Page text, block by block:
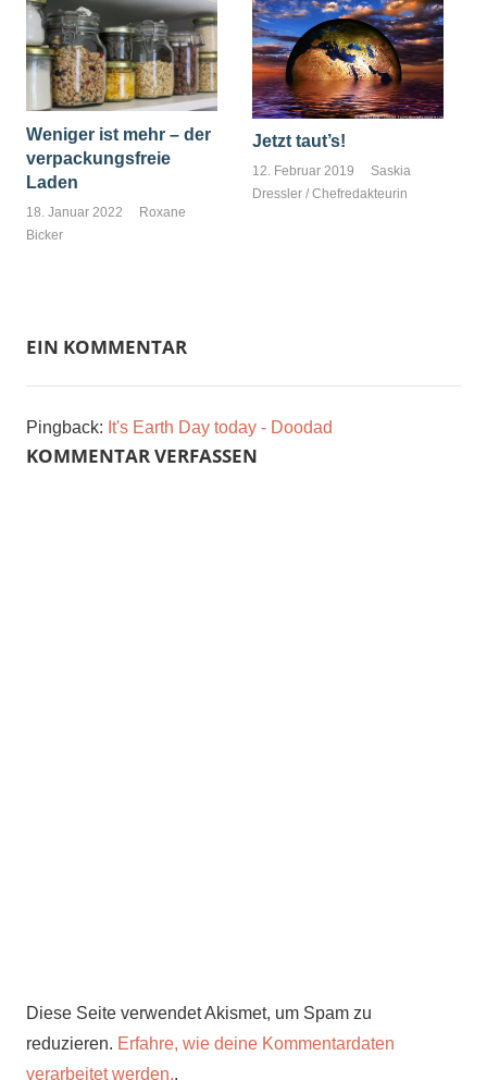
Weniger ist mehr – der
verpackungsfreie
Laden
18. Januar 2022
Roxane
Bicker
Jetzt taut’s!
12. Februar 2019
Saskia
Dressler / Chefredakteurin
EIN KOMMENTAR
Pingback: It's Earth Day today - Doodad
KOMMENTAR VERFASSEN
Diese Seite verwendet Akismet, um Spam zu
reduzieren. Erfahre, wie deine Kommentardaten
verarbeitet werden..